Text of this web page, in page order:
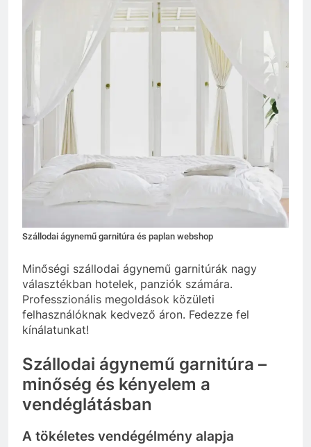
Szállodai ágynemű garnitúra és paplan webshop
Minőségi szállodai ágynemű garnitúrák nagy
választékban hotelek, panziók számára.
Professzionális megoldások közületi
felhasználóknak kedvező áron. Fedezze fel
kínálatunkat!
Szállodai ágynemű garnitúra –
minőség és kényelem a
vendéglátásban
A tökéletes vendégélmény alapja